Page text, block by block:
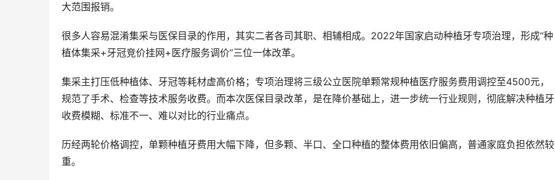
大范围报销。
很多人容易混淆集采与医保目录的作用，其实二者各司其职、相辅相成。2022年国家启动种植牙专项治理，形成“种
植体集采+牙冠竞价挂网+医疗服务调价”三位一体改革。
集采主打压低种植体、牙冠等耗材虚高价格；专项治理将三级公立医院单颗常规种植医疗服务费用调控至4500元，
规范了手术、检查等技术服务收费。而本次医保目录改革，是在降价基础上，进一步统一行业规则，彻底解决种植牙
收费模糊、标准不一、难以对比的行业痛点。
历经两轮价格调控，单颗种植牙费用大幅下降，但多颗、半口、全口种植的整体费用依旧偏高，普通家庭负担依然较
重。